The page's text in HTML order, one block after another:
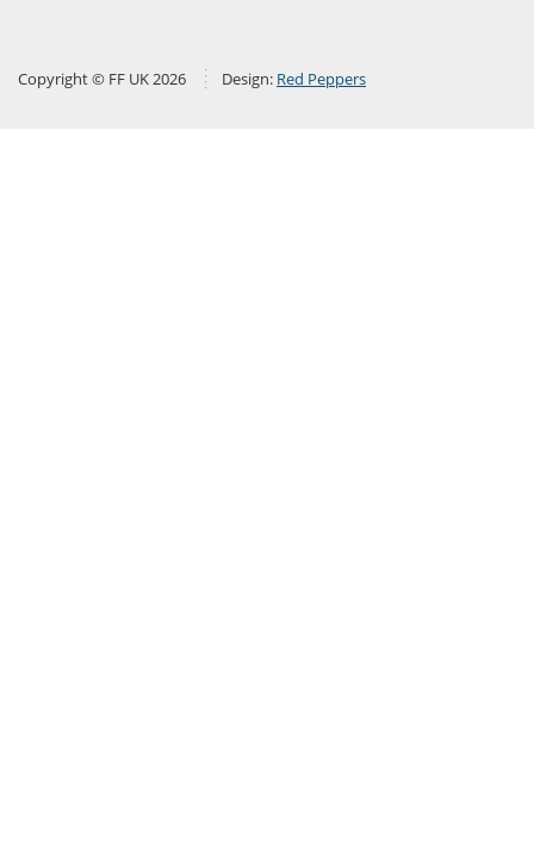
Copyright © FF UK 2026 Design: Red Peppers